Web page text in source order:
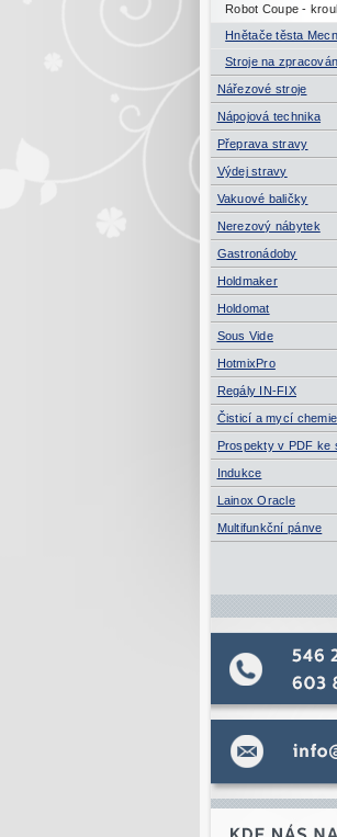
Robot Coupe -
Hnětače těsta
Stroje na
Nářezové stroje
Nápojová technika
Přeprava stravy
Výdej stravy
Vakuové baličky
Nerezový nábytek
Gastronádoby
Holdmaker
Holdomat
Sous Vide
HotmixPro
Regály IN-FIX
Čisticí a mycí chemie
Prospekty v PDF ke
Indukce
Lainox Oracle
Multifunkční pánve